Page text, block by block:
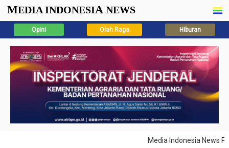
MEDIA INDONESIA NEWS
Opini Olah Raga Hiburan
Media Indonesia News Pilar